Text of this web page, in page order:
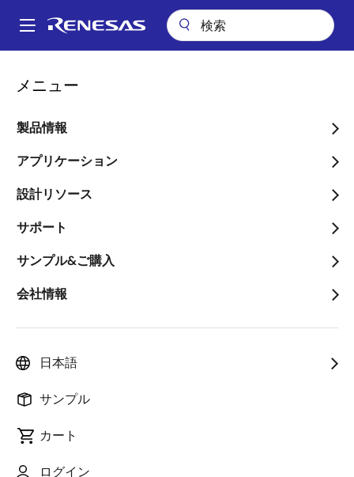
ン
Main
メニュー
製品情報
アプリケーション
設計リソース
サポート
サンプル&ご購入
会社情報
日本語
サンプル
カート
ログイン
パ
ン
く
ず
自動ペット用ドア&トラッキングシステム
自動ペット用ドア&トラッ
キングシステム
ページセクションへ移動：
概要
要
説
スへアクセスできるようにしつつ、人間が手動でドア